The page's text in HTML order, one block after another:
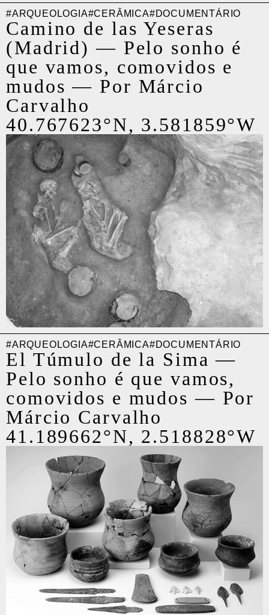
#ARQUEOLOGIA#CERÂMICA#DOCUMENTÁRIO
Camino de las Yeseras
(Madrid) — Pelo sonho é
que vamos, comovidos e
mudos — Por Márcio
Carvalho
40.767623°N, 3.581859°W
#ARQUEOLOGIA#CERÂMICA#DOCUMENTÁRIO
El Túmulo de la Sima —
Pelo sonho é que vamos,
comovidos e mudos — Por
Márcio Carvalho
41.189662°N, 2.518828°W